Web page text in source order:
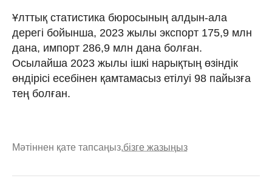
Ұлттық статистика бюросының алдын-ала
дерегі бойынша, 2023 жылы экспорт 175,9 млн
дана, импорт 286,9 млн дана болған.
Осылайша 2023 жылы ішкі нарықтың өзіндік
өндірісі есебінен қамтамасыз етілуі 98 пайызға
тең болған.
Мәтіннен қате тапсаңыз,бізге жазыңыз